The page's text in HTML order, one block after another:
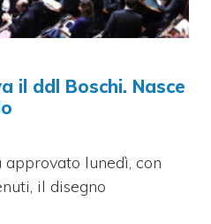
il ddl Boschi. Nasce
approvato lunedì, con
il disegno